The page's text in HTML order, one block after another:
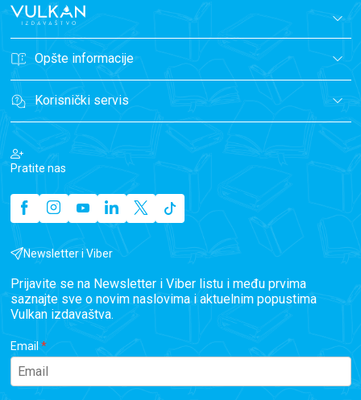
Opšte informacije
Korisnički servis
Pratite nas
Newsletter i Viber
Prijavite se na Newsletter i Viber listu i među prvima
saznajte sve o novim naslovima i aktuelnim popustima
Vulkan izdavaštva.
Email